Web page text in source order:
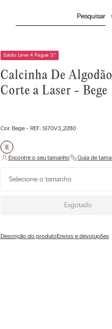
Saldo Leve 4 Pague 3*
Calcinha De Algodão
Corte a Laser - Bege
Cor: Bege- REF.: SI70V3_2280
Selecione o tamanho
Esgotado
Descrição do produtoEnvios e devoluções